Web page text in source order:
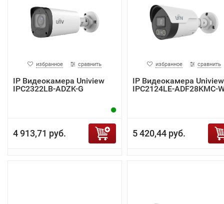
избранное сравнить
IP Видеокамера Uniview
IPC2322LB-ADZK-G
4 913,71 руб.
избранное сравнить
IP Видеокамера Uniview
IPC2124LE-ADF28KMC-
5 420,44 руб.